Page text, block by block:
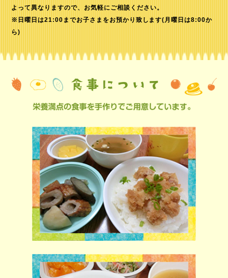
よって異なりますので、お気軽にご相談ください。
※日曜日は21:00までお子さまをお預かり致します(月曜日は8:00か
ら)